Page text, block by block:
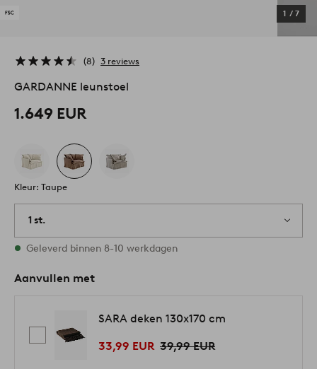
1 / 7
8 3 reviews
GARDANNE leunstoel
1.649 EUR
Kleur: Taupe
1 st.
Op voorraad
Geleverd binnen 8-10 werkdagen
Aanvullen met
SARA deken 130x170 cm
33,99 EUR 39,99 EUR